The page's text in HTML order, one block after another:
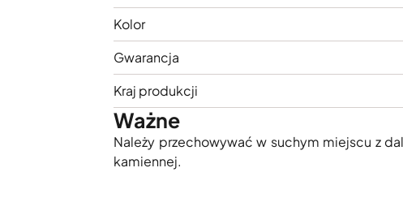
Kolor
Gwarancja
Kraj produkcji
Ważne
Należy przechowywać w suchym miejscu z
kamiennej.